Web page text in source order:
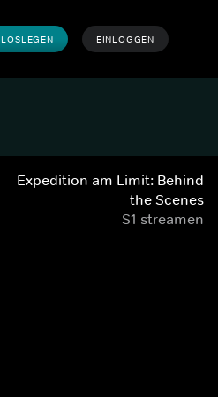
LOSLEGEN EINLOGGEN
Expedition am Limit: Behind
the Scenes
S1 streamen